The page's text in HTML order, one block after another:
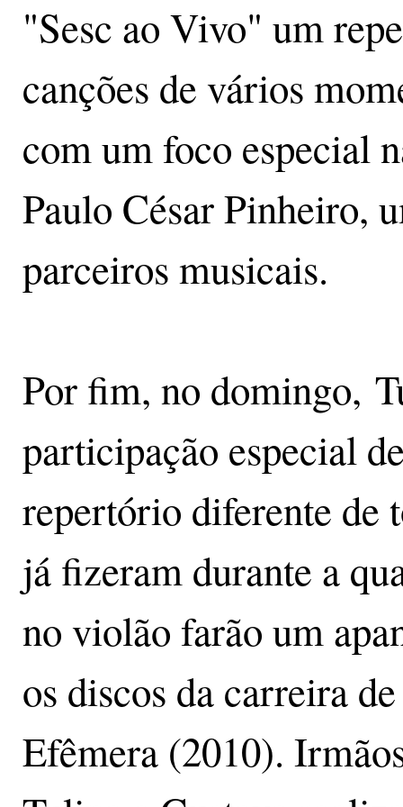
"Sesc ao Vivo" um
canções de vários
com um foco especial
Paulo César Pinheiro,
parceiros musicais.
Por fim, no domingo,
participação especial
repertório diferente de
já fizeram durante a
no violão farão um
os discos da carreira
Efêmera (2010).